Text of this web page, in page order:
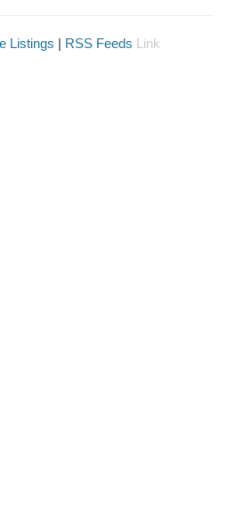
Listings | RSS Feeds Link